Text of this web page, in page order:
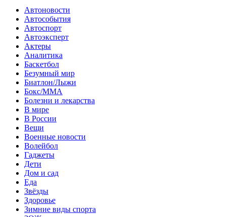
Автоновости
Автособытия
Автоспорт
Автоэксперт
Актеры
Аналитика
Баскетбол
Безумный мир
Биатлон/Лыжи
Бокс/MMA
Болезни и лекарства
В мире
В России
Вещи
Военные новости
Волейбол
Гаджеты
Дети
Дом и сад
Еда
Звёзды
Здоровье
Зимние виды спорта